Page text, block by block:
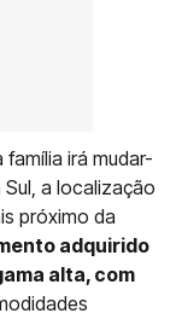
irá mudar-
a localização
próximo da
adquirido
alta, com